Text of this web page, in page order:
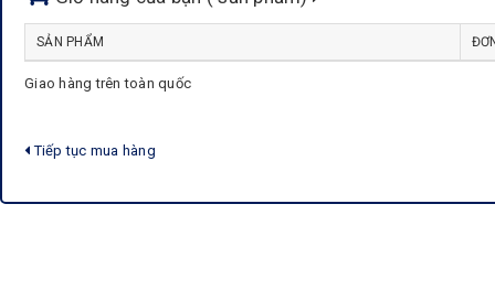
SẢN PHẨM
Giao hàng trên toàn quốc
Tiếp tục mua hàng